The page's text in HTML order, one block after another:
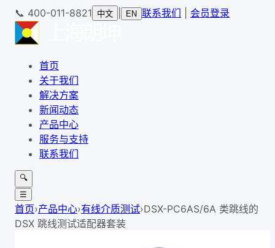
📞 400-011-8821 中文 EN 联系我们 会员登录
首页
关于我们
解决方案
新闻动态
产品中心
服务与支持
联系我们
🔍
☰
首页›产品中心›有线介质测试›DSX-PC6AS/6A 类跳线的
DSX 跳线测试适配器套装